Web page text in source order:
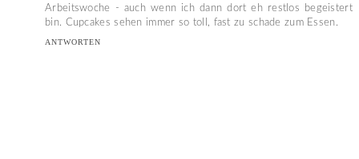
Arbeitswoche - auch wenn ich dann dort eh restlos begeistert
bin. Cupcakes sehen immer so toll, fast zu schade zum Essen.
ANTWORTEN